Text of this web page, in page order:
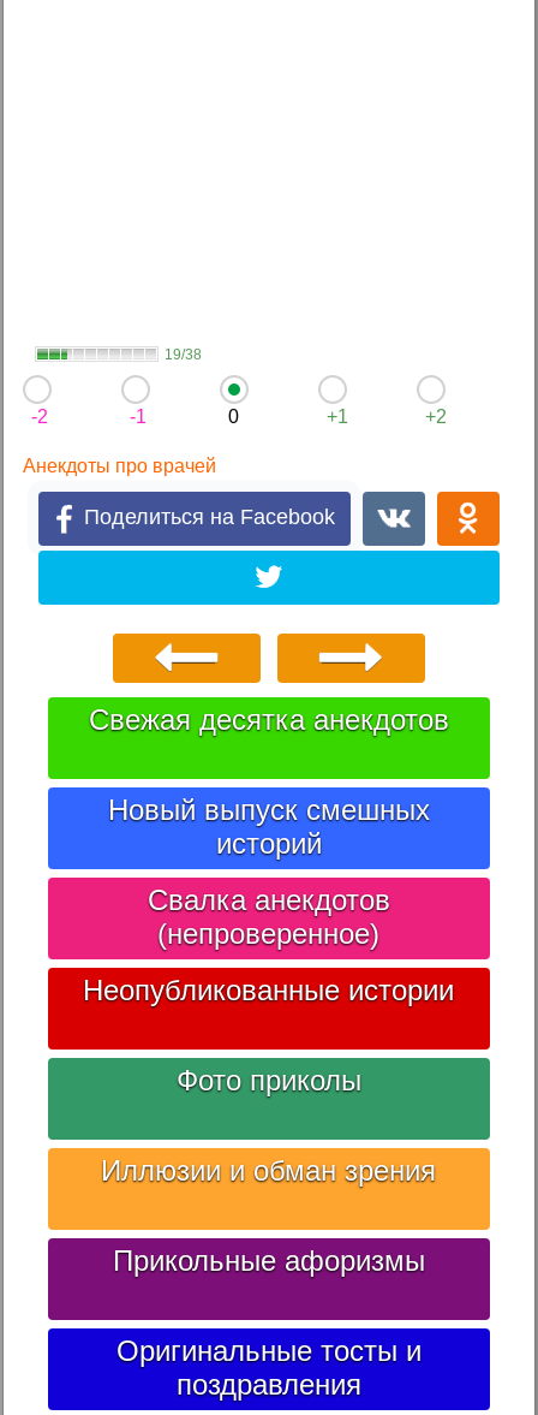
19/38
-2 -1 0 +1 +2
Анекдоты про врачей
Поделиться на Facebook
Свежая десятка анекдотов
Новый выпуск смешных
историй
Свалка анекдотов
(непроверенное)
Неопубликованные истории
Фото приколы
Иллюзии и обман зрения
Прикольные афоризмы
Оригинальные тосты и
поздравления